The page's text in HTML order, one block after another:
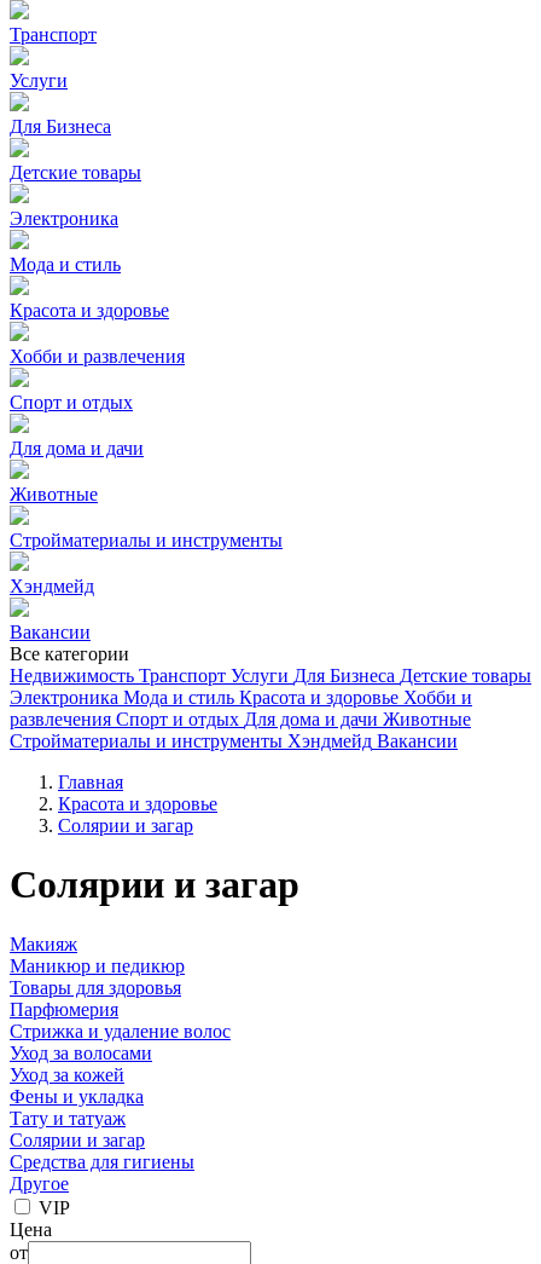
Транспорт
Услуги
Для Бизнеса
Детские товары
Электроника
Мода и стиль
Красота и здоровье
Хобби и развлечения
Спорт и отдых
Для дома и дачи
Животные
Стройматериалы и инструменты
Хэндмейд
Вакансии
Все категории
Недвижимость Транспорт Услуги Для Бизнеса Детские товары
Электроника Мода и стиль Красота и здоровье Хобби и
развлечения Спорт и отдых Для дома и дачи Животные
Стройматериалы и инструменты Хэндмейд Вакансии
Главная
Красота и здоровье
Солярии и загар
Солярии и загар
Макияж
Маникюр и педикюр
Товары для здоровья
Парфюмерия
Стрижка и удаление волос
Уход за волосами
Уход за кожей
Фены и укладка
Тату и татуаж
Солярии и загар
Средства для гигиены
Другое
VIP
Цена
от